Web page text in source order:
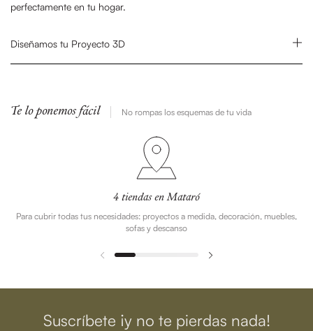
perfectamente en tu hogar.
Diseñamos tu Proyecto 3D
Te lo ponemos fácil No rompas los esquemas de tu vida
4 tiendas en Mataró
Para cubrir todas tus necesidades: proyectos a medida, decoración, muebles,
sofas y descanso
Suscríbete ¡y no te pierdas nada!